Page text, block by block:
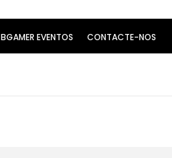
BGAMER EVENTOS CONTACTE-NOS